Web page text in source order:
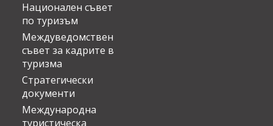
Национален съвет
по туризъм
Междуведомствен
съвет за кадрите в
туризма
Стратегически
документи
Международна
туристическа